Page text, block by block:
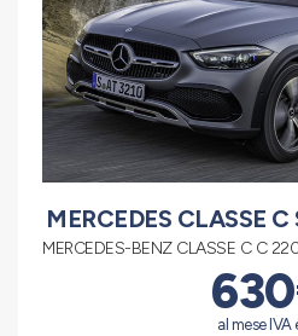
MERCEDES CLASSE
MERCEDES-BENZ CLASSE C C
al mese IVA